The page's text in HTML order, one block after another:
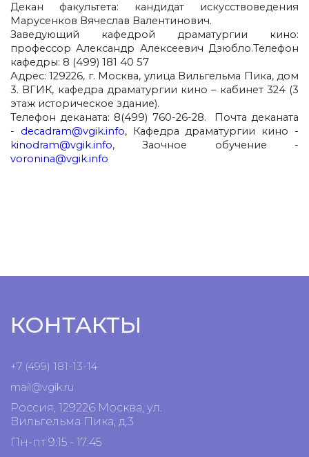
Декан факультета: кандидат искусствоведения
Марусенков Вячеслав Валентинович.
Заведующий кафедрой драматургии кино:
профессор Александр Алексеевич Дзюбло.Телефон
кафедры: 8 (499) 181 40 57
Адрес: 129226, г. Москва, улица Вильгельма Пика, дом
3. ВГИК, кафедра драматургии кино – кабинет 324 (3
этаж историческое здание).
Телефон деканата: 8(499) 760-26-28. Почта деканата
- decadram@vgik.info, Кафедра драматургии кино -
kinodram@vgik.info, Заочное обучение -
voronina@vgik.info
КОНТАКТЫ
+7 (499) 181-13-14
mail@vgik.ru
Россия, 129226 Москва, ул.
Вильгельма Пика, д.3
Пн-пт 9:15 - 17:45